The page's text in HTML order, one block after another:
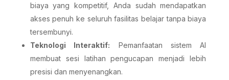
biaya yang kompetitif, Anda sudah mendapatkan
akses penuh ke seluruh fasilitas belajar tanpa biaya
tersembunyi.
Teknologi Interaktif: Pemanfaatan sistem AI
membuat sesi latihan pengucapan menjadi lebih
presisi dan menyenangkan.